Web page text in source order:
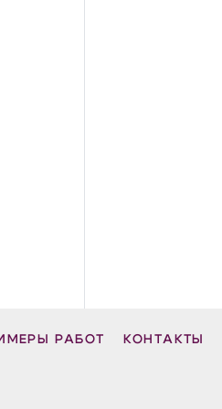
РАБОТ КОНТАКТЫ